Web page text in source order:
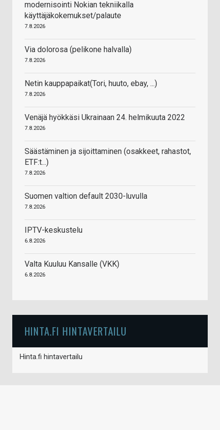
modernisointi Nokian tekniikalla
käyttäjäkokemukset/palaute
7.8.2026
Via dolorosa (pelikone halvalla)
7.8.2026
Netin kauppapaikat(Tori, huuto, ebay, ...)
7.8.2026
Venäjä hyökkäsi Ukrainaan 24. helmikuuta 2022
7.8.2026
Säästäminen ja sijoittaminen (osakkeet, rahastot,
ETF:t...)
7.8.2026
Suomen valtion default 2030-luvulla
7.8.2026
IPTV-keskustelu
6.8.2026
Valta Kuuluu Kansalle (VKK)
6.8.2026
HINTA.FI HINTAVERTAILU
Hinta.fi hintavertailu